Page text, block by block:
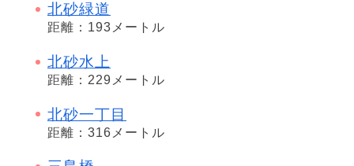
北砂緑道
距離：193メートル
北砂水上
距離：229メートル
北砂一丁目
距離：316メートル